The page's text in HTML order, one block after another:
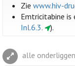
Ziewww.hiv-
Emtricitabine is
Inl.6.3.
).
alle